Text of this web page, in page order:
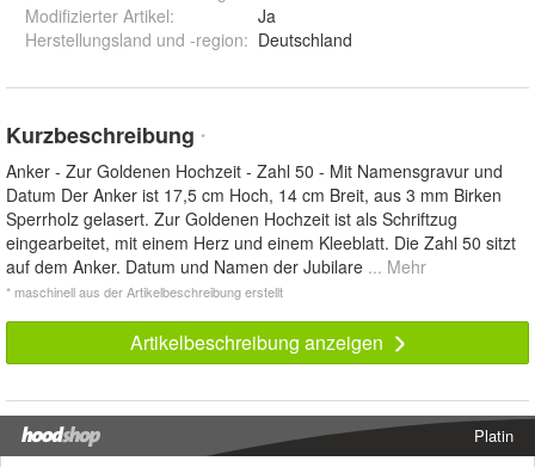
Modifizierter Artikel:
Ja
Herstellungsland und -region: Deutschland
Kurzbeschreibung *
Anker - Zur Goldenen Hochzeit - Zahl 50 - Mit Namensgravur und
Datum Der Anker ist 17,5 cm Hoch, 14 cm Breit, aus 3 mm Birken
Sperrholz gelasert. Zur Goldenen Hochzeit ist als Schriftzug
eingearbeitet, mit einem Herz und einem Kleeblatt. Die Zahl 50 sitzt
auf dem Anker. Datum und Namen der Jubilare ... Mehr
* maschinell aus der Artikelbeschreibung erstellt
Artikelbeschreibung anzeigen
Platin